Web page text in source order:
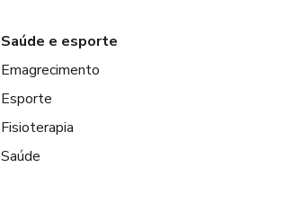
Saúde e esporte
Emagrecimento
Esporte
Fisioterapia
Saúde